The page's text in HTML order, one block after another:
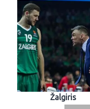
Žalgiris